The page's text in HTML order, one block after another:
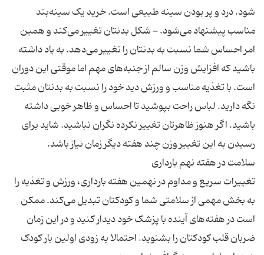
شود. درد و پر بودن سینه طبیعی است. خرید یک سینه‌بند
مناسب پیشنهاد می‌شود. - شکل بدنتان تغییر می‌کند و همین
امر احساس شما نسبت به بدنتان را تغییر می‌دهد. به یاد داشته
باشید که افزایش وزن سالم از جنبه‌های مهم اما موقتی این دوران
است. با تغذیه مناسب و ورزش دید خود را نسبت به بدنتان مثبت
نگه‌ دارید. لباس راحت بپوشید تا احساس و ظاهر خوبی داشته
باشید. اگر هنوز ظاهرتان تغییر نکرده نگران نباشید. شاید برای
تغییرات سریع و مداوم در نهمین هفته بارداری، ورزش و تغذیه را
به بخش مهمی از سلامتی شما و کودکتان تبدیل می‌کند. ممکن
است در هفته‌های آینده با پزشک خود دیدار کنید و در این زمان
ضربان قلب کودکتان را بشنوید. احتمالا به زودی اولین بار کودک